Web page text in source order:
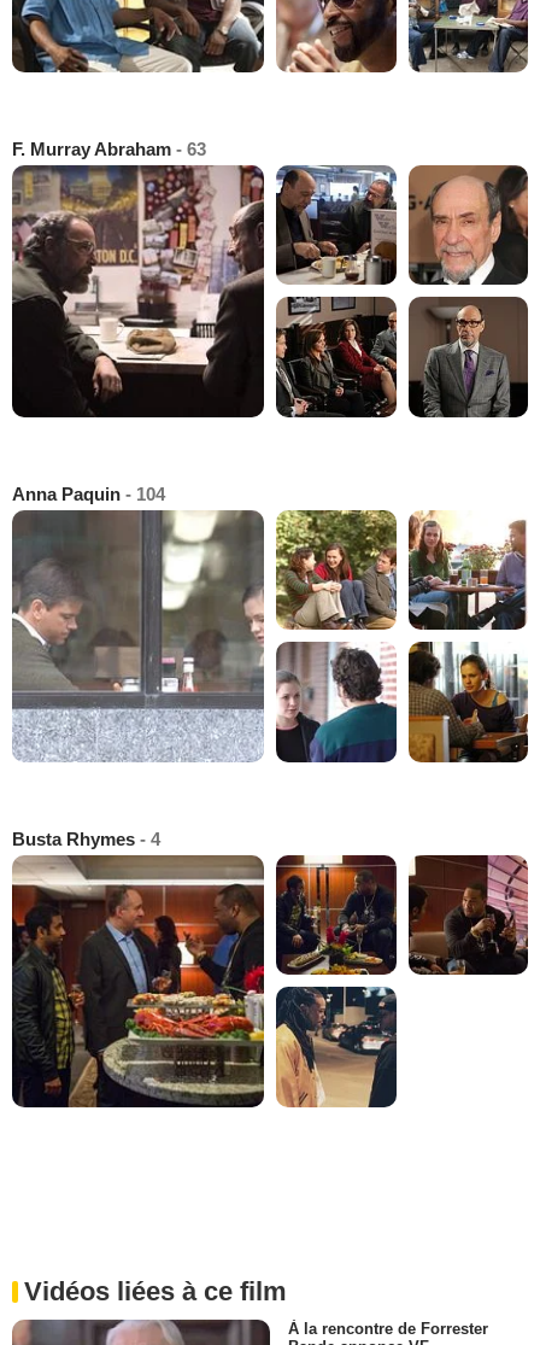
F. Murray Abraham - 63
Anna Paquin - 104
Busta Rhymes - 4
Vidéos liées à ce film
À la rencontre de Forrester